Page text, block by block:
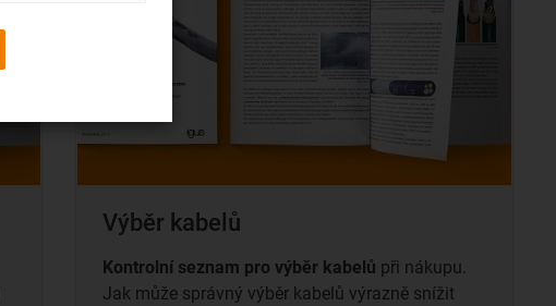
Výběr kabelů
Kontrolní seznam pro výběr kabelů při nákupu.
Jak může správný výběr kabelů výrazně snížit